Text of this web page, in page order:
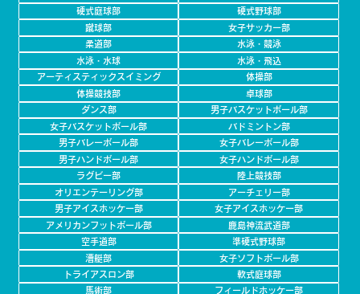
硬式庭球部
硬式野球部
蹴球部
女子サッカー部
柔道部
水泳・競泳
水泳・水球
水泳・飛込
アーティスティックスイミング
体操部
体操競技部
卓球部
ダンス部
男子バスケットボール部
女子バスケットボール部
バドミントン部
男子バレーボール部
女子バレーボール部
男子ハンドボール部
女子ハンドボール部
ラグビー部
陸上競技部
オリエンテーリング部
アーチェリー部
男子アイスホッケー部
女子アイスホッケー部
アメリカンフットボール部
鹿島神流武道部
空手道部
準硬式野球部
漕艇部
女子ソフトボール部
トライアスロン部
軟式庭球部
馬術部
フィールドホッケー部